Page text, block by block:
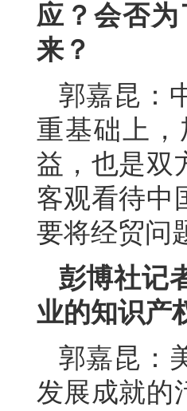
应？会否
来？
郭嘉昆：
重基础上
益，也是双
客观看待中
要将经贸问
彭博社记
业的知识产
郭嘉昆：
发展成就的